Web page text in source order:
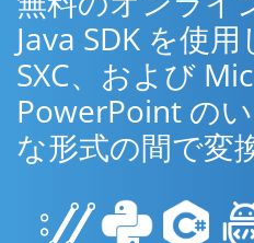
Java SDK を使
SXC、および
PowerPoint の
な形式の間で変